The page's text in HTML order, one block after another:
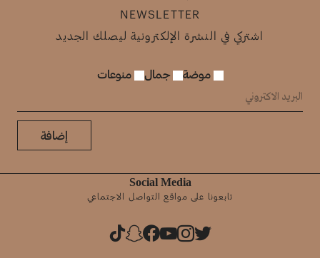
NEWSLETTER
اشتركي في النشرة الإلكترونية ليصلك الجديد
موضة جمال منوعات
إضافة
Social Media
تابعونا على مواقع التواصل الاجتماعي